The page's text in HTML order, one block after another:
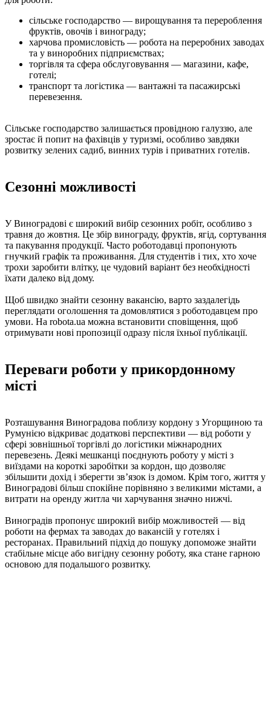
сільське господарство — вирощування та перероблення
фруктів, овочів і винограду;
харчова промисловість — робота на переробних заводах
та у виноробних підприємствах;
торгівля та сфера обслуговування — магазини, кафе,
готелі;
транспорт та логістика — вантажні та пасажирські
перевезення.
Сільське господарство залишається провідною галуззю, але
зростає й попит на фахівців у туризмі, особливо завдяки
розвитку зелених садиб, винних турів і приватних готелів.
Сезонні можливості
У Виноградові є широкий вибір сезонних робіт, особливо з
травня до жовтня. Це збір винограду, фруктів, ягід, сортування
та пакування продукції. Часто роботодавці пропонують
гнучкий графік та проживання. Для студентів і тих, хто хоче
трохи заробити влітку, це чудовий варіант без необхідності
їхати далеко від дому.
Щоб швидко знайти сезонну вакансію, варто заздалегідь
переглядати оголошення та домовлятися з роботодавцем про
умови. На robota.ua можна встановити сповіщення, щоб
отримувати нові пропозиції одразу після їхньої публікації.
Переваги роботи у прикордонному
місті
Розташування Виноградова поблизу кордону з Угорщиною та
Румунією відкриває додаткові перспективи — від роботи у
сфері зовнішньої торгівлі до логістики міжнародних
перевезень. Деякі мешканці поєднують роботу у місті з
виїздами на короткі заробітки за кордон, що дозволяє
збільшити дохід і зберегти зв’язок із домом. Крім того, життя у
Виноградові більш спокійне порівняно з великими містами, а
витрати на оренду житла чи харчування значно нижчі.
Виноградів пропонує широкий вибір можливостей — від
роботи на фермах та заводах до вакансій у готелях і
ресторанах. Правильний підхід до пошуку допоможе знайти
стабільне місце або вигідну сезонну роботу, яка стане гарною
основою для подальшого розвитку.